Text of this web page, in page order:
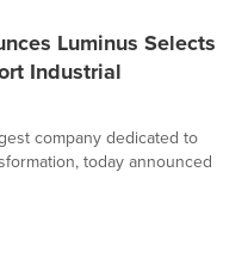
Luminus Selects
Industrial
company dedicated to
today announced